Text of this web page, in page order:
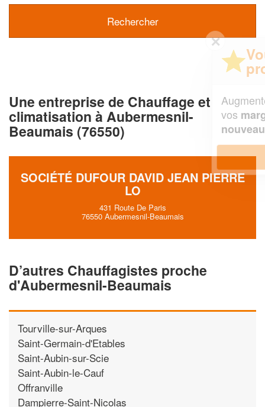
Une entreprise de Chauffage et
climatisation à Aubermesnil-
Beaumais (76550)
SOCIÉTÉ DUFOUR DAVID JEAN PIERRE
LO
431 Route De Paris
76550 Aubermesnil-Beaumais
D’autres Chauffagistes proche
d'Aubermesnil-Beaumais
Tourville-sur-Arques
Saint-Germain-d'Etables
Saint-Aubin-sur-Scie
Saint-Aubin-le-Cauf
Offranville
Dampierre-Saint-Nicolas
✕
Augmentez votrechiffre d'affaireset
vos margestout en gagnant de
nouveaux clients
En savoir plus